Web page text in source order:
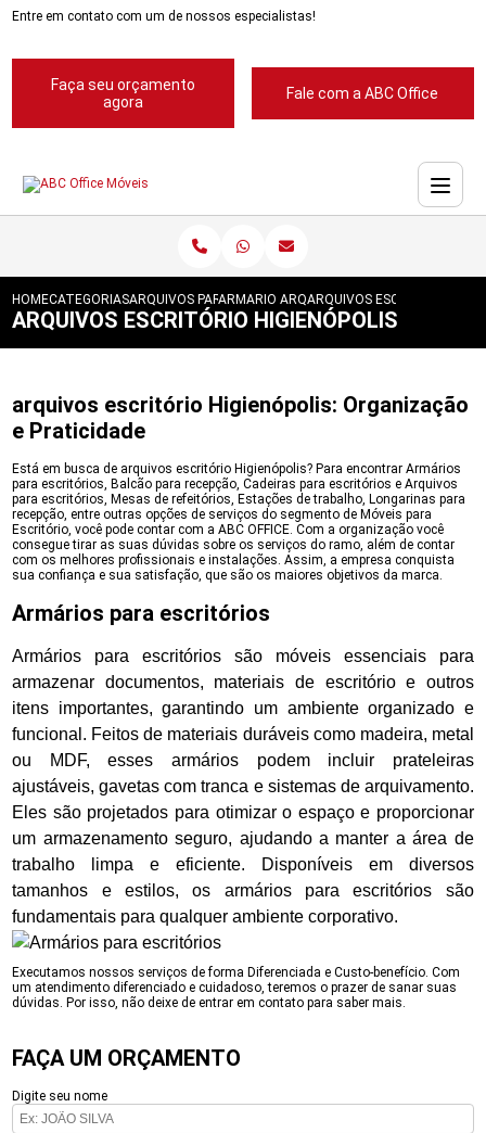
Entre em contato com um de nossos especialistas!
Faça seu orçamento
agora
Fale com a ABC Office
HOMECATEGORIASARQUIVOS PARA ESCRITORIOS
ARMARIO ARQUIVO 4 GAVETAS
ARQUIVOS ESCRITORIO
ARQUIVOS ESCRITÓRIO HIGIENÓPOLIS
arquivos escritório Higienópolis: Organização
e Praticidade
Está em busca de arquivos escritório Higienópolis? Para encontrar Armários
para escritórios, Balcão para recepção, Cadeiras para escritórios e Arquivos
para escritórios, Mesas de refeitórios, Estações de trabalho, Longarinas para
recepção, entre outras opções de serviços do segmento de Móveis para
Escritório, você pode contar com a ABC OFFICE. Com a organização você
consegue tirar as suas dúvidas sobre os serviços do ramo, além de contar
com os melhores profissionais e instalações. Assim, a empresa conquista
sua confiança e sua satisfação, que são os maiores objetivos da marca.
Armários para escritórios
Armários para escritórios são móveis essenciais para
armazenar documentos, materiais de escritório e outros
itens importantes, garantindo um ambiente organizado e
funcional. Feitos de materiais duráveis como madeira, metal
ou MDF, esses armários podem incluir prateleiras
ajustáveis, gavetas com tranca e sistemas de arquivamento.
Eles são projetados para otimizar o espaço e proporcionar
um armazenamento seguro, ajudando a manter a área de
trabalho limpa e eficiente. Disponíveis em diversos
tamanhos e estilos, os armários para escritórios são
fundamentais para qualquer ambiente corporativo.
Executamos nossos serviços de forma Diferenciada e Custo-benefício. Com
um atendimento diferenciado e cuidadoso, teremos o prazer de sanar suas
dúvidas. Por isso, não deixe de entrar em contato para saber mais.
FAÇA UM ORÇAMENTO
Digite seu nome